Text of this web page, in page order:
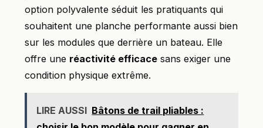
option polyvalente séduit les pratiquants qui
souhaitent une planche performante aussi bien
sur les modules que derrière un bateau. Elle
offre une réactivité efficace sans exiger une
condition physique extrême.
LIRE AUSSI Bâtons de trail pliables :